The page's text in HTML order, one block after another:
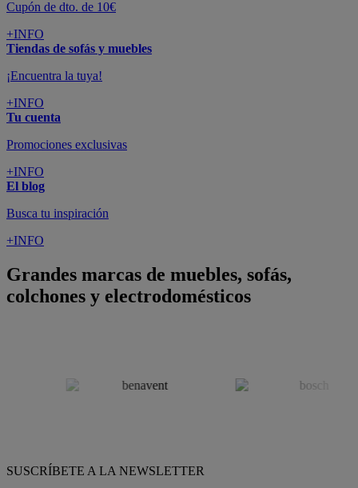
Cupón de dto. de 10€
+INFO
Tiendas de sofás y muebles
¡Encuentra la tuya!
+INFO
Tu cuenta
Promociones exclusivas
+INFO
El blog
Busca tu inspiración
+INFO
Grandes marcas de muebles, sofás,
colchones y electrodomésticos
SUSCRÍBETE A LA NEWSLETTER